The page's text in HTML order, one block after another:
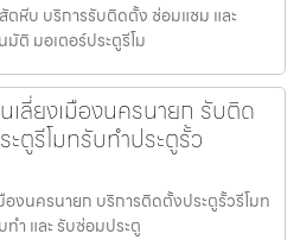
หีบ บริการรับติดตั้ง ซ่อมแซม และ
มัติ มอเตอร์ประตูรีโม
เลี่ยงเมืองนครนายก รับติด
ตูรีโมทรับทำประตูรั้ว
องนครนายก บริการติดตั้งประตูรั้วรีโมท
ำ และ รับซ่อมประตู